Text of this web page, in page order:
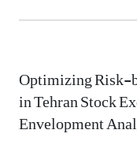
Optimizing Risk-
in Tehran Stock
Envelopment